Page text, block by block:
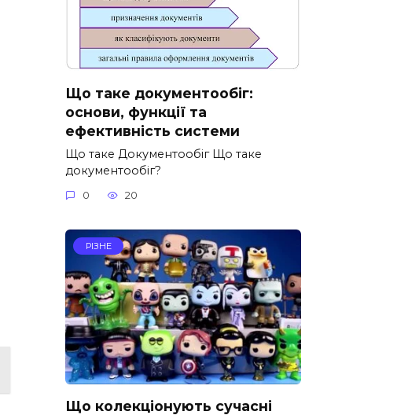
Що таке документообіг:
основи, функції та
ефективність системи
Що таке Документообіг Що таке
документообіг?
0 20
РІЗНЕ
Що колекціонують сучасні